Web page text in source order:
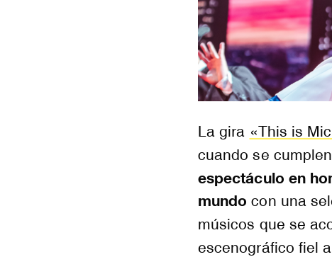
La gira «This is
cuando se
espectáculo en
mundo con una
músicos que se
escenográfico fiel